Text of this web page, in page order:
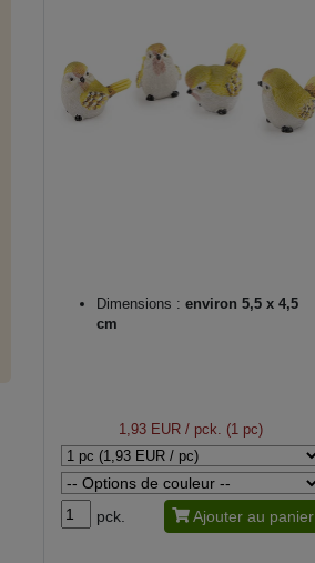
Dimensions : environ 5,5 x 4,5
cm
1,93 EUR / pck. (1 pc)
pck. Ajouter au panier